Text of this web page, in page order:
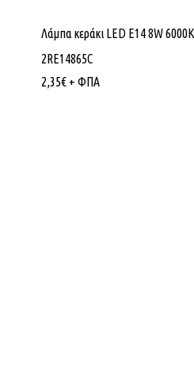
Λάμπα κεράκι LED E14 8W
2RE14865C
2,35€ + ΦΠΑ